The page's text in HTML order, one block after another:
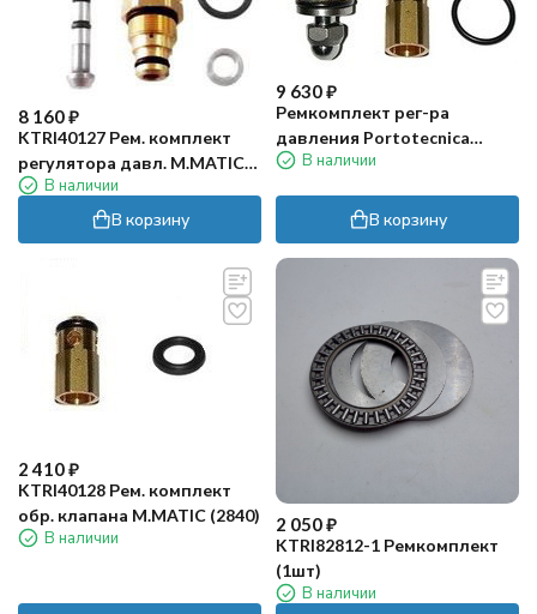
8 160₽
KTRI40127 Рем. комплект
регулятора давл. M.MATIC
(2840)В наличии
В корзину
9 630₽
Ремкомплект рег-ра
давления Portotecnica
KTRI40236 (KIT 103)
В наличии
В корзину
2 410₽
KTRI40128 Рем. комплект
обр. клапана M.MATIC (2840)
В наличии
2 050₽
KTRI82812-1 Ремкомплект
(1шт)
В наличии